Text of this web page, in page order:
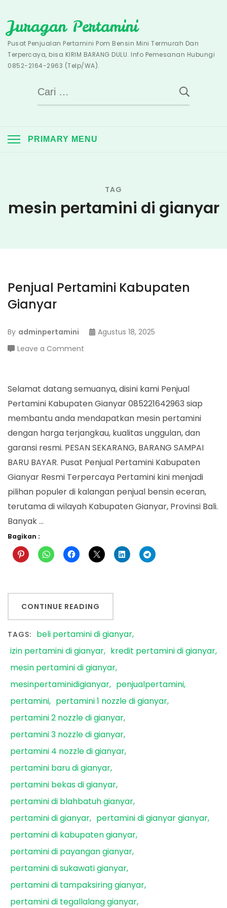
to
content
Juragan Pertamini
Pusat Penjualan Pertamini Pom Bensin Mini Termurah Dan
Terpercaya, bisa KIRIM BARANG DULU. Info Pemesanan Hubungi
0852-2164-2963 (Telp/WA).
Cari
untuk:
PRIMARY MENU
TAG
mesin pertamini di gianyar
Penjual Pertamini Kabupaten
Gianyar
By adminpertamini
Agustus 18, 2025
Leave a Comment
Kabupaten
Gianyar
Selamat datang semuanya, disini kami Penjual
Pertamini Kabupaten Gianyar 085221642963 siap
membantu anda mendapatkan mesin pertamini
dengan harga terjangkau, kualitas unggulan, dan
garansi resmi. PESAN SEKARANG, BARANG SAMPAI
BARU BAYAR. Pusat Penjual Pertamini Kabupaten
Gianyar Resmi Terpercaya Pertamini kini menjadi
pilihan populer di kalangan penjual bensin eceran,
terutama di wilayah Kabupaten Gianyar, Provinsi Bali.
Banyak …
Bagikan :
CONTINUE READING
TAGS: beli pertamini di gianyar
izin pertamini di gianyar
kredit pertamini di gianyar
mesin pertamini di gianyar
mesinpertaminidigianyar
penjualpertamini
pertamini
pertamini 1 nozzle di gianyar
pertamini 2 nozzle di gianyar
pertamini 3 nozzle di gianyar
pertamini 4 nozzle di gianyar
pertamini baru di gianyar
pertamini bekas di gianyar
pertamini di blahbatuh gianyar
pertamini di gianyar
pertamini di gianyar gianyar
pertamini di kabupaten gianyar
pertamini di payangan gianyar
pertamini di sukawati gianyar
pertamini di tampaksiring gianyar
pertamini di tegallalang gianyar